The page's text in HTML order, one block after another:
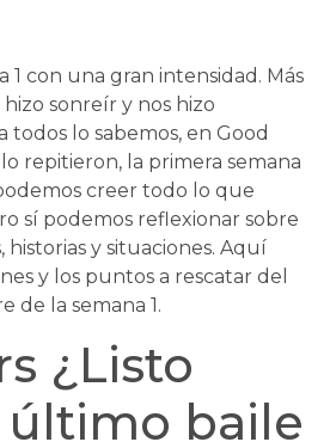
1 con una gran intensidad. Más
sonreír y nos hizo
todos lo sabemos, en Good
repitieron, la primera semana
creer todo lo que
sí podemos reflexionar sobre
y situaciones. Aquí
y los puntos a rescatar del
de la semana 1.
¿Listo
último baile